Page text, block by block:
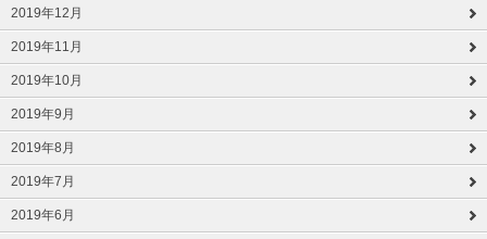
2019年12月
2019年11月
2019年10月
2019年9月
2019年8月
2019年7月
2019年6月